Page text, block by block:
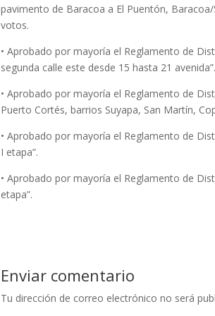
pavimento de Baracoa a El Puentón,
votos.
• Aprobado por mayoría el Reglamento de
segunda calle este desde 15 hasta 21 avenida”.
• Aprobado por mayoría el Reglamento de
Puerto Cortés, barrios Suyapa, San Martín,
• Aprobado por mayoría el Reglamento de
I etapa”.
• Aprobado por mayoría el Reglamento de
etapa”.
Enviar comentario
Tu dirección de correo electrónico no será